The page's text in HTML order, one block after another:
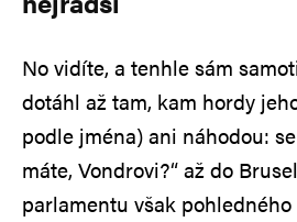
No vidíte, a tenhle sám
dotáhl až tam, kam hordy
podle jména) ani náhodou:
máte, Vondrovi?“ až do
parlamentu však